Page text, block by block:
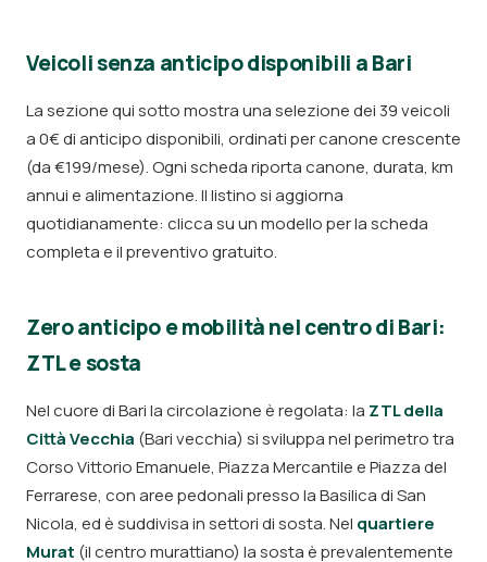
Veicoli senza anticipo disponibili a Bari
La sezione qui sotto mostra una selezione dei 39 veicoli
a 0€ di anticipo disponibili, ordinati per canone crescente
(da €199/mese). Ogni scheda riporta canone, durata, km
annui e alimentazione. Il listino si aggiorna
quotidianamente: clicca su un modello per la scheda
completa e il preventivo gratuito.
Zero anticipo e mobilità nel centro di Bari:
ZTL e sosta
Nel cuore di Bari la circolazione è regolata: la ZTL della
Città Vecchia (Bari vecchia) si sviluppa nel perimetro tra
Corso Vittorio Emanuele, Piazza Mercantile e Piazza del
Ferrarese, con aree pedonali presso la Basilica di San
Nicola, ed è suddivisa in settori di sosta. Nel quartiere
Murat (il centro murattiano) la sosta è prevalentemente